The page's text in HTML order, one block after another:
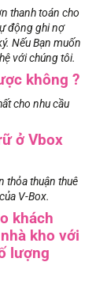
thanh toán cho
động ghi nợ
Nếu Bạn muốn
với chúng tôi.
không ?
cho nhu cầu
ở Vbox
thỏa thuận thuê
V-Box.
khách
kho với
lượng